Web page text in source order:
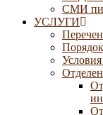
СМИ
УСЛУГИ